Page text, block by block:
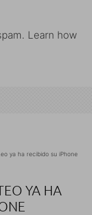
Learn how
ya ha recibido su iPhone
YA HA